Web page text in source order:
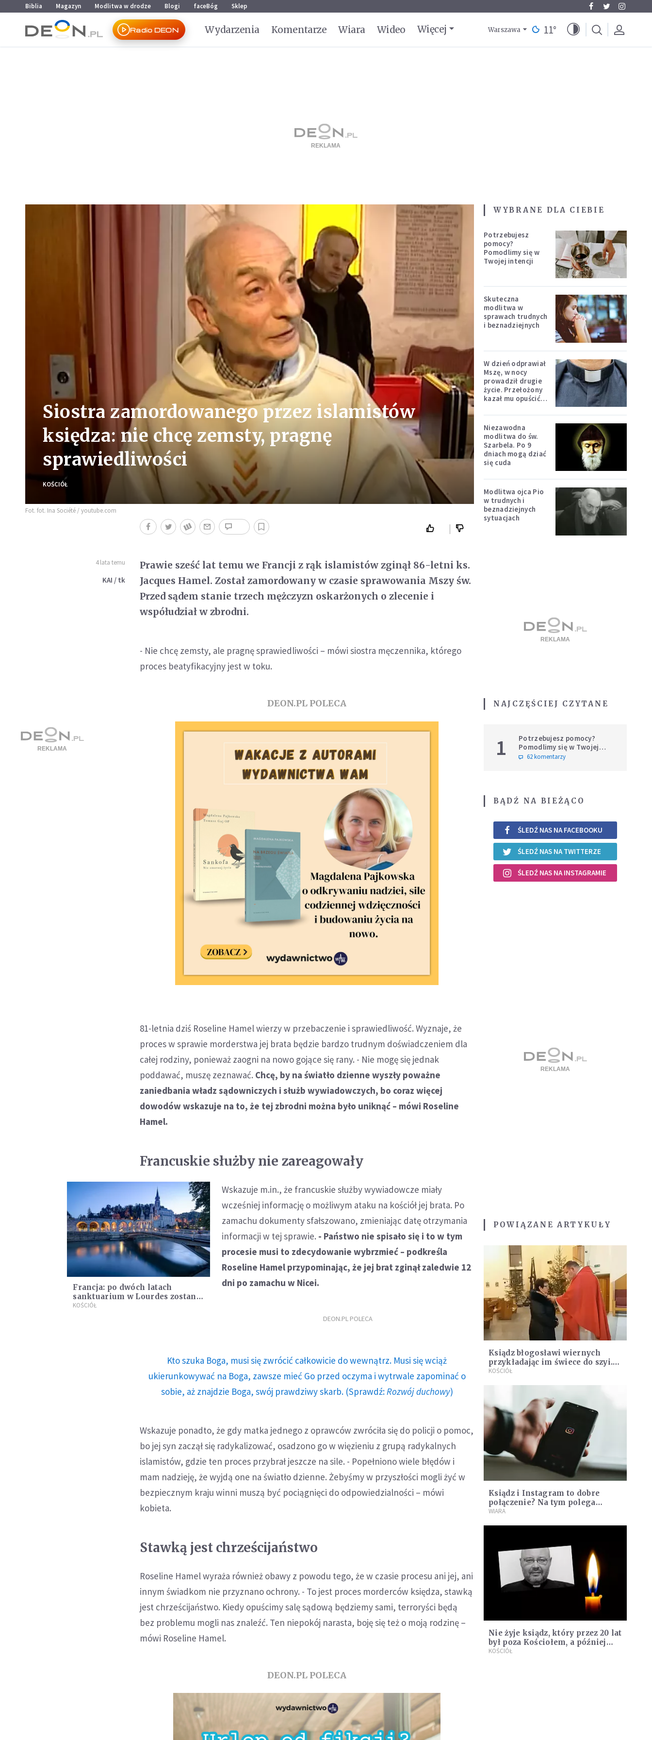
Przejdź do menu głównego
Przejdź do treści
Biblia Magazyn Modlitwa w drodze Blogi faceBóg Sklep
Radio DEON Wydarzenia Komentarze Wiara Wideo Więcej Warszawa 11°
Siostra zamordowanego przez islamistów
księdza: nie chcę zemsty, pragnę
sprawiedliwości
KOŚCIÓŁ
Fot. fot. Ina Société / youtube.com
4 lata temu
KAI / tk
Prawie sześć lat temu we Francji z rąk islamistów zginął 86-letni ks.
Jacques Hamel. Został zamordowany w czasie sprawowania Mszy św.
Przed sądem stanie trzech mężczyzn oskarżonych o zlecenie i
współudział w zbrodni.
- Nie chcę zemsty, ale pragnę sprawiedliwości – mówi siostra męczennika, którego
proces beatyfikacyjny jest w toku.
DEON.PL POLECA
81-letnia dziś Roseline Hamel wierzy w przebaczenie i sprawiedliwość. Wyznaje, że
proces w sprawie morderstwa jej brata będzie bardzo trudnym doświadczeniem dla
całej rodziny, ponieważ zaogni na nowo gojące się rany. - Nie mogę się jednak
poddawać, muszę zeznawać. Chcę, by na światło dzienne wyszły poważne
zaniedbania władz sądowniczych i służb wywiadowczych, bo coraz więcej
dowodów wskazuje na to, że tej zbrodni można było uniknąć – mówi Roseline
Hamel.
Francuskie służby nie zareagowały
Francja: po dwóch latach
sanktuarium w Lourdes zostanie
ponownie otwarte dla
KOŚCIÓŁ
Wskazuje m.in., że francuskie służby wywiadowcze miały
wcześniej informację o możliwym ataku na kościół jej brata. Po
zamachu dokumenty sfałszowano, zmieniając datę otrzymania
informacji w tej sprawie. - Państwo nie spisało się i to w tym
procesie musi to zdecydowanie wybrzmieć – podkreśla
Roseline Hamel przypominając, że jej brat zginął zaledwie 12
dni po zamachu w Nicei.
DEON.PL POLECA
Kto szuka Boga, musi się zwrócić całkowicie do wewnątrz. Musi się wciąż
ukierunkowywać na Boga, zawsze mieć Go przed oczyma i wytrwale zapominać o
sobie, aż znajdzie Boga, swój prawdziwy skarb. (Sprawdź: Rozwój duchowy)
Wskazuje ponadto, że gdy matka jednego z oprawców zwróciła się do policji o pomoc,
bo jej syn zaczął się radykalizować, osadzono go w więzieniu z grupą radykalnych
islamistów, gdzie ten proces przybrał jeszcze na sile. - Popełniono wiele błędów i
mam nadzieję, że wyjdą one na światło dzienne. Żebyśmy w przyszłości mogli żyć w
bezpiecznym kraju winni muszą być pociągnięci do odpowiedzialności – mówi
kobieta.
Stawką jest chrześcijaństwo
Roseline Hamel wyraża również obawy z powodu tego, że w czasie procesu ani jej, ani
innym świadkom nie przyznano ochrony. - To jest proces morderców księdza, stawką
jest chrześcijaństwo. Kiedy opuścimy salę sądową będziemy sami, terroryści będą
bez problemu mogli nas znaleźć. Ten niepokój narasta, boję się też o moją rodzinę –
mówi Roseline Hamel.
DEON.PL POLECA
WYBRANE DLA CIEBIE
Potrzebujesz
pomocy?
Pomodlimy się w
Twojej intencji
Skuteczna
modlitwa w
sprawach trudnych
i beznadziejnych
W dzień odprawiał
Mszę, w nocy
prowadził drugie
życie. Przełożony
kazał mu opuścić
Niezawodna
modlitwa do św.
Szarbela. Po 9
dniach mogą dziać
się cuda
Modlitwa ojca Pio
w trudnych i
beznadziejnych
sytuacjach
NAJCZĘŚCIEJ CZYTANE
1
Potrzebujesz pomocy?
Pomodlimy się w Twojej
intencji
62 komentarzy
BĄDŹ NA BIEŻĄCO
ŚLEDŹ NAS NA FACEBOOKU
ŚLEDŹ NAS NA TWITTERZE
ŚLEDŹ NAS NA INSTAGRAMIE
POWIĄZANE ARTYKUŁY
Ksiądz błogosławi wiernych
przykładając im świece do szyi.
Niezwykły zwyczaj we
KOŚCIÓŁ
Ksiądz i Instagram to dobre
połączenie? Na tym polega
głoszenie dobrej nowiny
WIARA
Nie żyje ksiądz, który przez 20 lat
był poza Kościołem, a później
wstąpił do seminarium
KOŚCIÓŁ